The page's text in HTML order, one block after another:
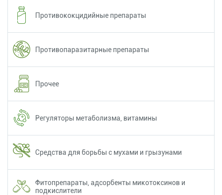
Противококцидийные препараты
Противопаразитарные препараты
Прочее
Регуляторы метаболизма, витамины
Средства для борьбы с мухами и грызунами
Фитопрепараты, адсорбенты микотоксинов и
подкислители